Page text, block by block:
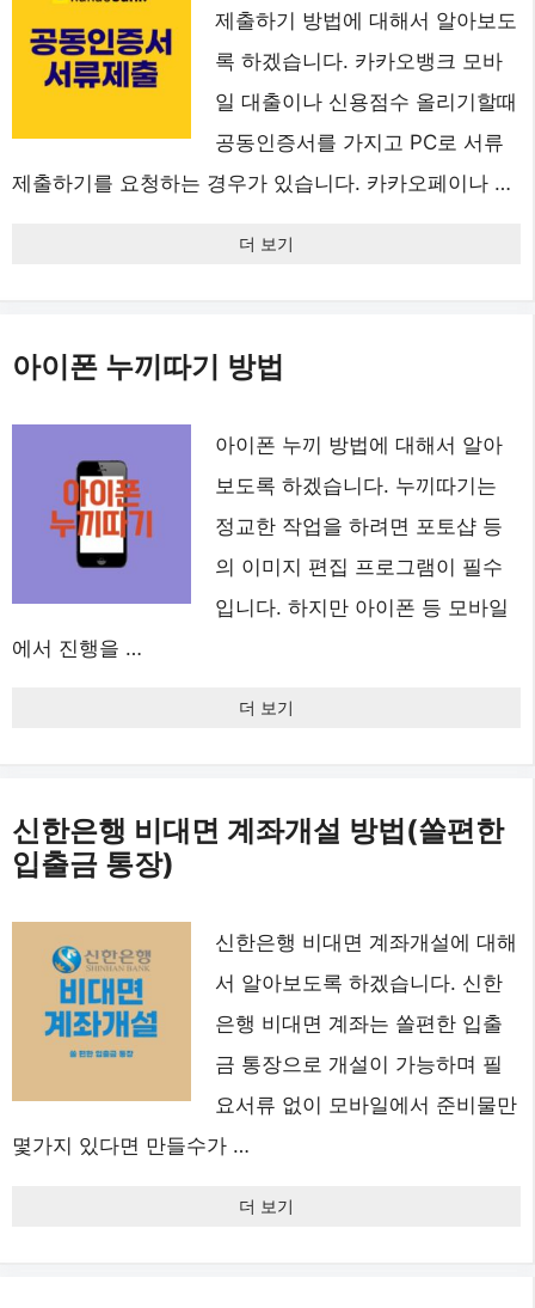
제출하기 방법에 대해서 알아보도
록 하겠습니다. 카카오뱅크 모바
일 대출이나 신용점수 올리기할때
공동인증서를 가지고 PC로 서류
제출하기를 요청하는 경우가 있습니다. 카카오페이나 …
더 보기
아이폰 누끼따기 방법
아이폰 누끼 방법에 대해서 알아
보도록 하겠습니다. 누끼따기는
정교한 작업을 하려면 포토샵 등
의 이미지 편집 프로그램이 필수
입니다. 하지만 아이폰 등 모바일
에서 진행을 …
더 보기
신한은행 비대면 계좌개설 방법(쏠편한
입출금 통장)
신한은행 비대면 계좌개설에 대해
서 알아보도록 하겠습니다. 신한
은행 비대면 계좌는 쏠편한 입출
금 통장으로 개설이 가능하며 필
요서류 없이 모바일에서 준비물만
몇가지 있다면 만들수가 …
더 보기